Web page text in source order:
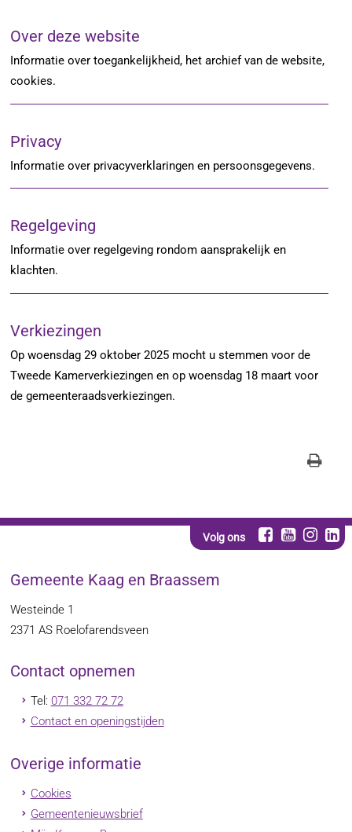
Over deze website
Informatie over toegankelijkheid, het archief van de website,
cookies.
Privacy
Informatie over privacyverklaringen en persoonsgegevens.
Regelgeving
Informatie over regelgeving rondom aansprakelijk en
klachten.
Verkiezingen
Op woensdag 29 oktober 2025 mocht u stemmen voor de
Tweede Kamerverkiezingen en op woensdag 18 maart voor
de gemeenteraadsverkiezingen.
Volg ons
Gemeente Kaag en Braassem
Westeinde 1
2371 AS Roelofarendsveen
Contact opnemen
Tel: 071 332 72 72
Contact en openingstijden
Overige informatie
Cookies
Gemeentenieuwsbrief